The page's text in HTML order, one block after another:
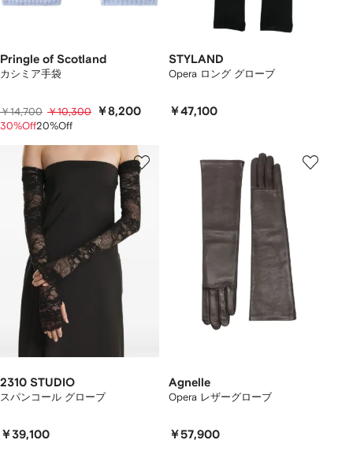
Pringle of Scotland
カシミア手袋
￥14,700 ￥10,300 ￥8,200
30%Off20%Off
STYLAND
Opera ロング グローブ
￥47,100
2310 STUDIO
スパンコール グローブ
￥39,100
Agnelle
Opera レザーグローブ
￥57,900